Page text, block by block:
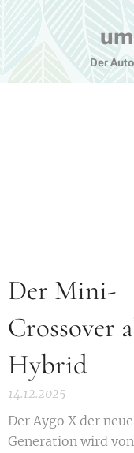
Der
Der Mini-
Crossover
Hybrid
14.12.2025
Der Aygo X der
Generation wird